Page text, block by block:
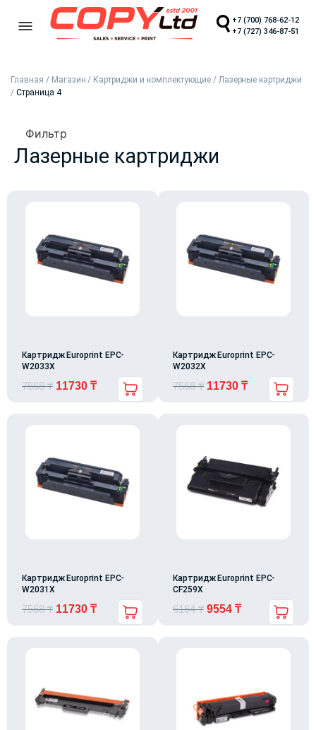
+7 (700) 768-62-12
+7 (727) 346-87-51
Главная / Магазин / Картриджи и комплектующие/ Лазерные картриджи
/ Страница 4
Фильтр
Лазерные картриджи
Картридж Europrint EPC-
W2033X
7568₸ 11730 ₸
Картридж Europrint EPC-
W2032X
7568₸ 11730 ₸
Картридж Europrint EPC-
W2031X
7568₸ 11730 ₸
Картридж Europrint EPC-
CF259X
6164₸ 9554 ₸